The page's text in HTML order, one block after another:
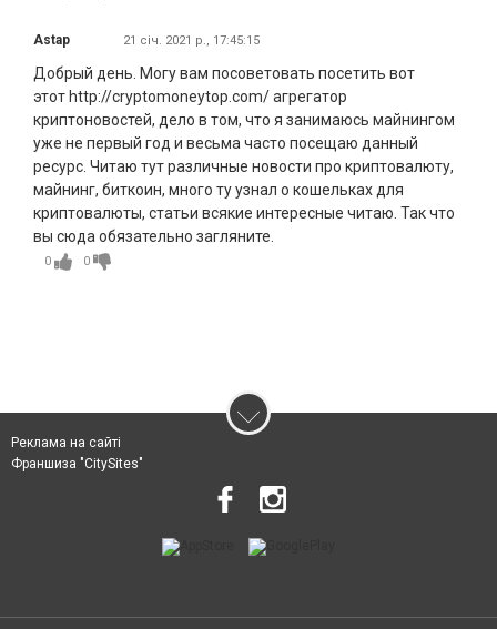
Astap 21 січ. 2021 р., 17:45:15
Добрый день. Могу вам посоветовать посетить вот
этот http://cryptomoneytop.com/ агрегатор
криптоновостей, дело в том, что я занимаюсь майнингом
уже не первый год и весьма часто посещаю данный
ресурс. Читаю тут различные новости про криптовалюту,
майнинг, биткоин, много ту узнал о кошельках для
криптовалюты, статьи всякие интересные читаю. Так что
вы сюда обязательно загляните.
0 0
Реклама на сайті
Франшиза "CitySites"